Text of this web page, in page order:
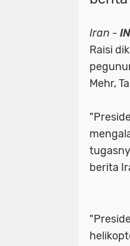
Iran -
Raisi
Mehr,
berita